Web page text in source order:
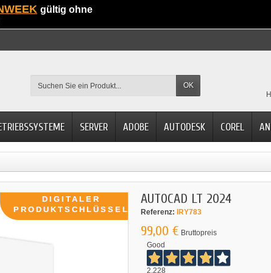
gültig ohne
OK
SERVER ADOBE AUTODESK COREL
AUTOCAD LT 2024
Referenz: IRY783
99,00 € Bruttopreis
Good
2.228